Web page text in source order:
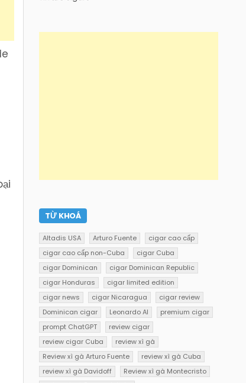
TỪ KHOÁ
Altadis USA Arturo Fuente
cigar cao cấp
cigar cao cấp non-Cuba
cigar Cuba
cigar Dominican
cigar Dominican Republic
cigar Honduras
cigar limited edition
cigar news
cigar Nicaragua
cigar review
Dominican cigar
Leonardo AI
premium cigar
prompt ChatGPT
review cigar
review cigar Cuba
review xì gà
Review xì gà Arturo Fuente
review xì gà Cuba
review xì gà Davidoff
Review xì gà Montecristo